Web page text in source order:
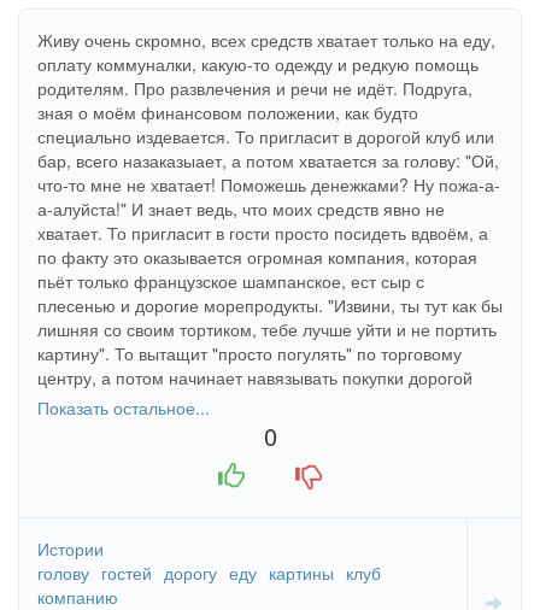
Живу очень скромно, всех средств хватает только на еду,
оплату коммуналки, какую-то одежду и редкую помощь
родителям. Про развлечения и речи не идёт. Подруга,
зная о моём финансовом положении, как будто
специально издевается. То пригласит в дорогой клуб или
бар, всего назаказыает, а потом хватается за голову: "Ой,
что-то мне не хватает! Поможешь денежками? Ну пожа-а-
а-алуйста!" И знает ведь, что моих средств явно не
хватает. То пригласит в гости просто посидеть вдвоём, а
по факту это оказывается огромная компания, которая
пьёт только французское шампанское, ест сыр с
плесенью и дорогие морепродукты. "Извини, ты тут как бы
лишняя со своим тортиком, тебе лучше уйти и не портить
картину". То вытащит "просто погулять" по торговому
центру, а потом начинает навязывать покупки дорогой
одежды: "Ну что ты ходишь, как оборванушка". Одеваюсь
Показать остальное...
0
Истории
голову гостей дорогу еду картины клуб
компанию